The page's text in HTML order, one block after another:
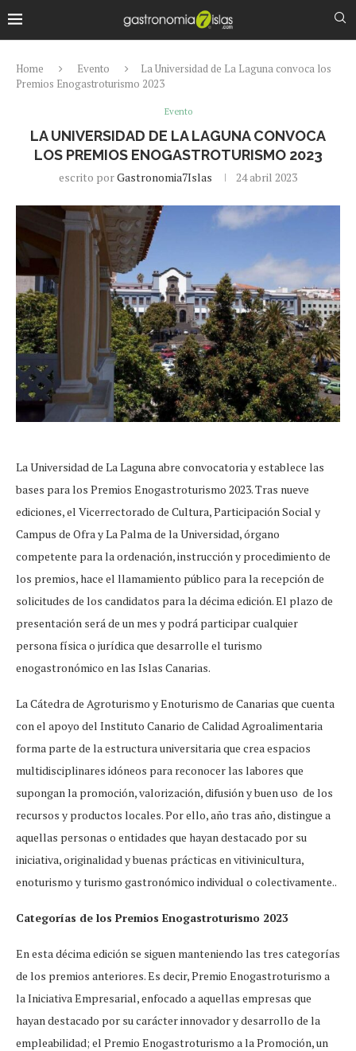
Home Evento
La Universidad de La Laguna convoca los
Premios Enogastroturismo 2023
Evento
LA UNIVERSIDAD DE LA LAGUNA CONVOCA
LOS PREMIOS ENOGASTROTURISMO 2023
escrito porGastronomia7Islas 24 abril 2023
La Universidad de La Laguna abre convocatoria y establece las
bases para los Premios Enogastroturismo 2023. Tras nueve
ediciones, el Vicerrectorado de Cultura, Participación Social y
Campus de Ofra y La Palma de la Universidad, órgano
competente para la ordenación, instrucción y procedimiento de
los premios, hace el llamamiento público para la recepción de
solicitudes de los candidatos para la décima edición. El plazo de
presentación será de un mes y podrá participar cualquier
persona física o jurídica que desarrolle el turismo
enogastronómico en las Islas Canarias.
La Cátedra de Agroturismo y Enoturismo de Canarias que cuenta
con el apoyo del Instituto Canario de Calidad Agroalimentaria
forma parte de la estructura universitaria que crea espacios
multidisciplinares idóneos para reconocer las labores que
supongan la promoción, valorización, difusión y buen uso de los
recursos y productos locales. Por ello, año tras año, distingue a
aquellas personas o entidades que hayan destacado por su
iniciativa, originalidad y buenas prácticas en vitivinicultura,
enoturismo y turismo gastronómico individual o colectivamente..
Categorías de los Premios Enogastroturismo 2023
En esta décima edición se siguen manteniendo las tres categorías
de los premios anteriores. Es decir, Premio Enogastroturismo a
la Iniciativa Empresarial, enfocado a aquellas empresas que
hayan destacado por su carácter innovador y desarrollo de la
empleabilidad; el Premio Enogastroturismo a la Promoción, un